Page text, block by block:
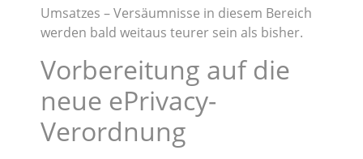
Umsatzes – Versäumnisse in diesem Bereich
werden bald weitaus teurer sein als bisher.
Vorbereitung auf die
neue ePrivacy-
Verordnung